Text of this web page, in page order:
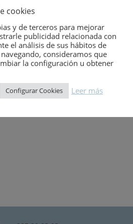
de edificios.-Caminos
ganado ovino.-Alojamientos
cookies
y de terceros para mejorar
publicidad relacionada con
el análisis de sus hábitos de
consideramos que
la configuración u obtener
Configurar Cookies Leer más